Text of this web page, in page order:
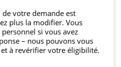
votre demande est
plus la modifier. Vous
si vous avez
– nous pouvons vous
à revérifier votre éligibilité.